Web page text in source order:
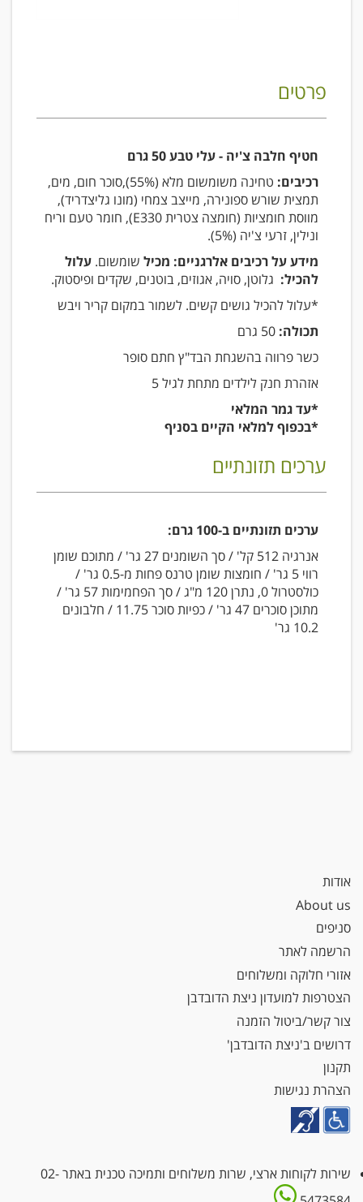
פרטים
חטיף חלבה צ'יה - עלי טבע 50 גרם
רכיבים:
טחינה משומשום מלא (55%),סוכר חום, מים,
תמצית שורש ספונירה, מייצב צמחי (מונו גליצדריד),
מווסת חומציות (חומצה צטרית E330), חומר טעם וריח
ונילין, זרעי צ'יה (5%).
מידע על רכיבים אלרגניים: מכיל שומשום. עלול
להכיל: גלוטן, סויה, אגוזים, בוטנים, שקדים ופיסטוק.
*עלול להכיל גושים קשים. לשמור במקום קריר ויבש
תכולה: 50 גרם
כשר פרווה בהשגחת הבד"ץ חתם סופר
אזהרת חנק לילדים מתחת לגיל 5
*עד גמר המלאי
*בכפוף למלאי הקיים בסניף
ערכים תזונתיים
ערכים תזונתיים ב-100 גרם:
אנרגיה 512 קל' / סך השומנים 27 גר' / מתוכם שומן
רווי 5 גר' / חומצות שומן טרנס פחות מ-0.5 גר' /
כולסטרול 0, נתרן 120 מ"ג / סך הפחמימות 57 גר' /
מתוכן סוכרים 47 גר' / כפיות סוכר 11.75 / חלבונים
10.2 גר'
אודות
About us
סניפים
הרשמה לאתר
אזורי חלוקה ומשלוחים
הצטרפות למועדון ניצת הדובדבן
צור קשר/ביטול הזמנה
דרושים ב'ניצת הדובדבן'
תקנון
הצהרת נגישות
שירות לקוחות ארצי, שרות משלוחים ותמיכה טכנית באתר02-